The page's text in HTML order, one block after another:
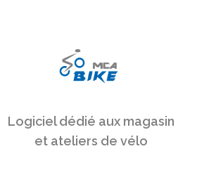
Logiciel dédié aux magasin
et ateliers de vélo